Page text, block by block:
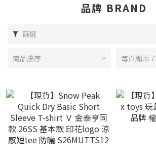
品牌 BRAND
篩選
商品排序 每頁顯示